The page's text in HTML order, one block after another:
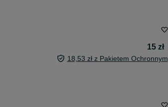
15 zł
18,53 zł z Pakietem Ochronnym